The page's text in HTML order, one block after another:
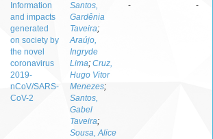
Information
and impacts
generated
on society by
the novel
coronavirus
2019-
nCoV/SARS-
CoV-2
Santos,
Gardênia
Taveira;
Araújo,
Ingryde
Lima; Cruz,
Hugo Vitor
Menezes;
Santos,
Gabel
Taveira;
Sousa, Alice
- -